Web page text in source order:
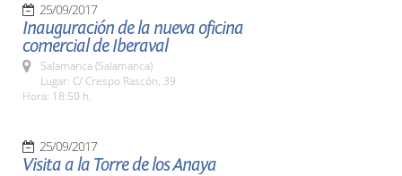
25/09/2017
Inauguración de la nueva oficina
comercial de Iberaval
Salamanca (Salamanca)
Lugar: C/ Crespo Rascón, 39
Hora: 18:50 h.
25/09/2017
Visita a la Torre de los Anaya